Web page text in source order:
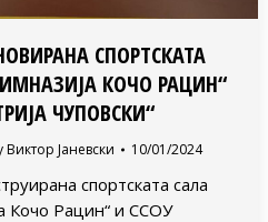
СПОРТСКАТА
КОЧО РАЦИН“
ЧУПОВСКИ“
Виктор Јаневски 10/01/2024
спортската сала
Кочо Рацин“ и ССОУ